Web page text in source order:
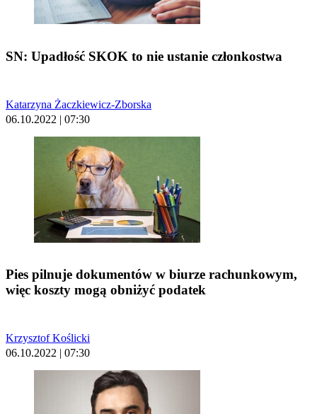
SN: Upadłość SKOK to nie ustanie członkostwa
Katarzyna Żaczkiewicz-Zborska
06.10.2022 | 07:30
Pies pilnuje dokumentów w biurze rachunkowym,
więc koszty mogą obniżyć podatek
Krzysztof Koślicki
06.10.2022 | 07:30